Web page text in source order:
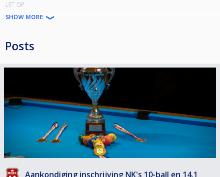
LET OP
Je kunt je maar één keer per discipline inschrijven. Cuescore controleert dit
en zorgt er automatisch voor dat je je maar één keer kan inschrijven.
14.1-continuous: 16 mei (Mokum), 6 juni (Distel) en 13 juni 2026
Starttijd: uiterlijk 10:00 uur.
De tijden gelden op alle NK-dagen, voor alle disciplines en onderstaande
Mokum Pool & Darts
1097 AR Amsterdam
Biljartcentrum De Distel
SHOW MORE
Posts
Aankondiging inschrijving NK's 10-ball en 14.1